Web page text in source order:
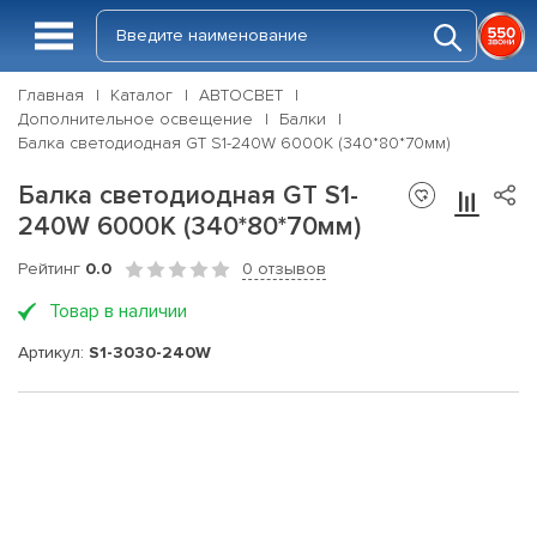
Главная Каталог
АВТОСВЕТ
Дополнительное освещение
Балки
Балка светодиодная GT S1-240W 6000K (340*80*70мм)
Балка светодиодная GT S1-
240W 6000K (340*80*70мм)
Рейтинг 0.0 0 отзывов
Товар в наличии
Артикул: S1-3030-240W